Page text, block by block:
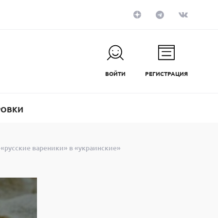
ВОЙТИ РЕГИСТРАЦИЯ
вареники» в «украинские»